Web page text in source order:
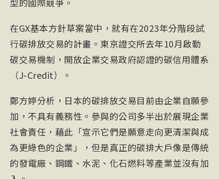
在GX基本方針草案當中，就有在2023年分階段試
行碳排放交易的計畫。東京證交所去年10月啟動
碳交易機制，開放企業交易政府認證的碳信用體系
（J-Credit）。
鄭方婷分析，日本的碳排放交易目前由企業自願參
加，不具有義務性。參與的公司多半出於展現企業
社會責任，藉此「宣示它們是願意走向更清潔與成
為更綠色的企業」，但是真正的碳排大戶像是傳統
的發電廠、鋼鐵、水泥、化石燃料等產業並沒有加